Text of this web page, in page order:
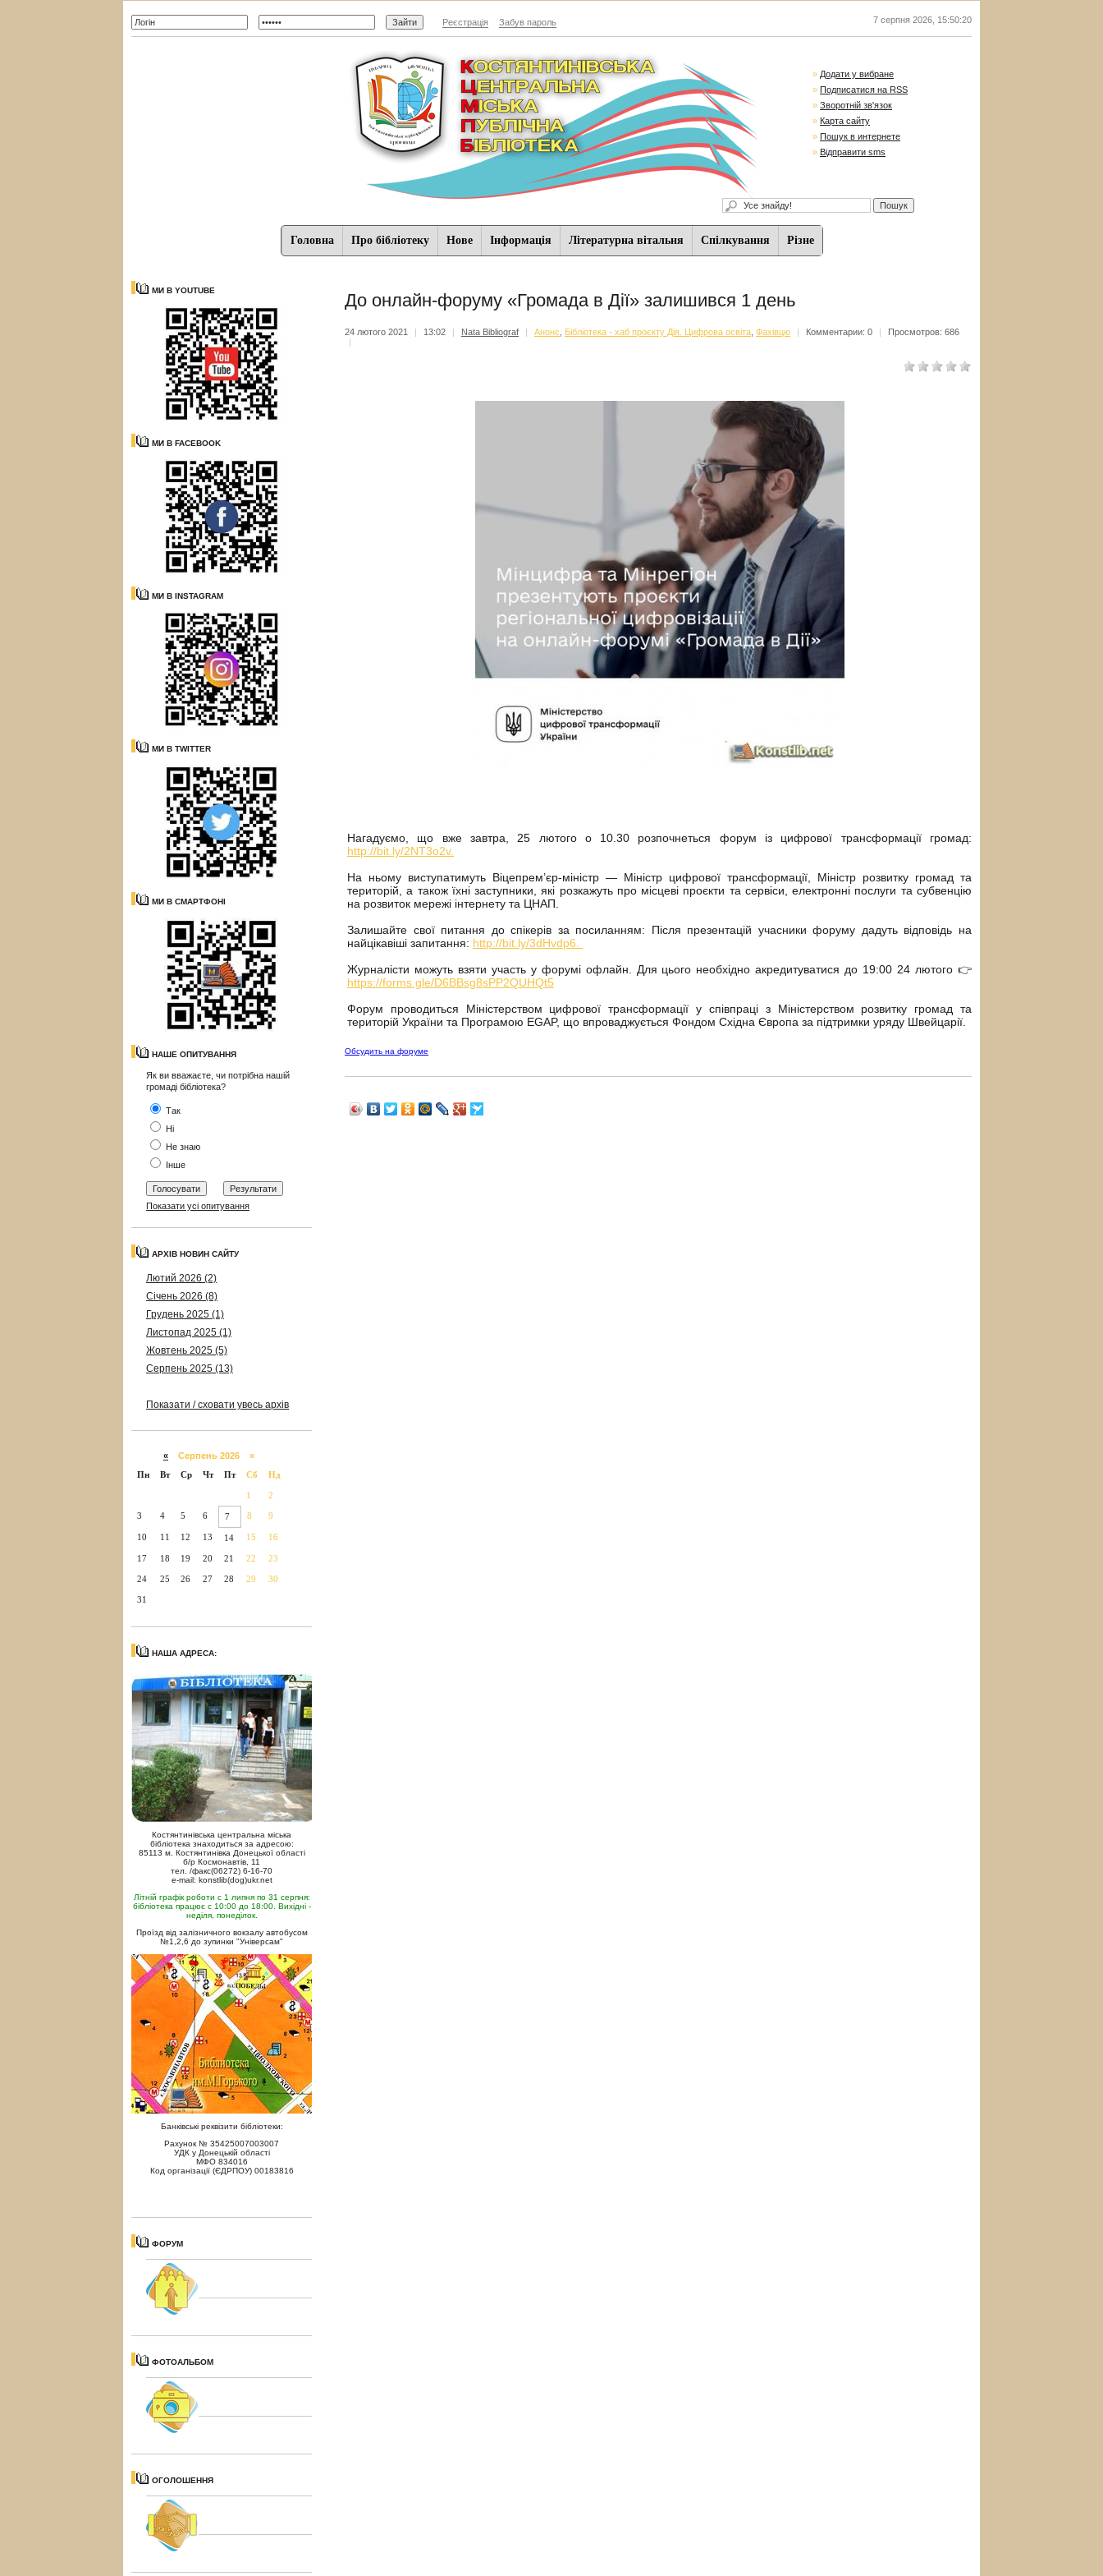
Реєстрація Забув пароль 7 серпня 2026 15:50:21
» Додати у вибране
» Подписатися на RSS
» Зворотній зв'язок
» Карта сайту
» Пошук в интернете
» Відправити sms
Головна Про бібліотеку Нове Iнформацiя Літературна вітальня Спiлкування Різне
МИ В YOUTUBE
МИ В FACEBOOK
МИ В INSTAGRAM
МИ В TWITTER
МИ В СМАРТФОНІ
НАШЕ ОПИТУВАННЯ
Як ви вважаєте, чи потрібна нашій
громаді бібліотека?
Так
Ні
Не знаю
Інше
Показати усі опитування
АРХІВ НОВИН САЙТУ
Лютий 2026 (2)
Січень 2026 (8)
Грудень 2025 (1)
Листопад 2025 (1)
Жовтень 2025 (5)
Серпень 2025 (13)
Показати / сховати увесь архів
« Серпень 2026 »
Пн
Вт Ср Чт Пт Сб Нд
1 2
3 4 5 6 7 8 9
10 11 12 13 14 15 16
17 18 19 20 21 22 23
24 25 26 27 28 29 30
31
НАША АДРЕСА:
Костянтинівська центральна міська
бібліотека знаходиться за адресою:
85113 м. Костянтинівка Донецької області
б/р Космонавтів, 11
тел. /факс(06272) 6-16-70
e-mail: konstlib(dog)ukr.net
Літній графік роботи с 1 липня по 31 серпня:
бібліотека працює с 10:00 до 18:00. Вихідні -
неділя, понеділок.
Проїзд від залізничного вокзалу автобусом
№1,2,6 до зупинки "Універсам"
Банківські реквізити бібліотеки:
Рахунок № 35425007003007
УДК у Донецькій області
МФО 834016
Код організації (ЄДРПОУ) 00183816
ФОРУМ
ФОТОАЛЬБОМ
ОГОЛОШЕННЯ
До онлайн-форуму «Громада в Дії» залишився 1 день
24 лютого 2021 | 13:02 | Nata Bibliograf | Анонс Бібліотека - хаб проєкту Дія. Цифрова освіта Фахівцю | Комментарии: 0 |
Просмотров: 686
|
Нагадуємо, що вже завтра, 25 лютого о 10.30 розпочнеться форум із цифрової трансформації громад:
http://bit.ly/2NT3o2v.
На ньому виступатимуть Віцепрем’єр-міністр — Міністр цифрової трансформації, Міністр розвитку громад та
територій, а також їхні заступники, які розкажуть про місцеві проєкти та сервіси, електронні послуги та субвенцію
на розвиток мережі інтернету та ЦНАП.
Залишайте свої питання до спікерів за посиланням: Після презентацій учасники форуму дадуть відповідь на
найцікавіші запитання: http://bit.ly/3dHvdp6.
Журналісти можуть взяти участь у форумі офлайн. Для цього необхідно акредитуватися до 19:00 24 лютого 👉
https://forms.gle/D6BBsg8sPP2QUHQt5
Форум проводиться Міністерством цифрової трансформації у співпраці з Міністерством розвитку громад та
територій України та Програмою EGAP, що впроваджується Фондом Східна Європа за підтримки уряду Швейцарії.
Обсудить на форуме